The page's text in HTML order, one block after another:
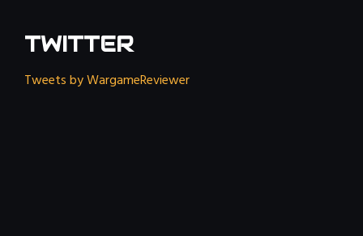
TWITTER
Tweets by WargameReviewer